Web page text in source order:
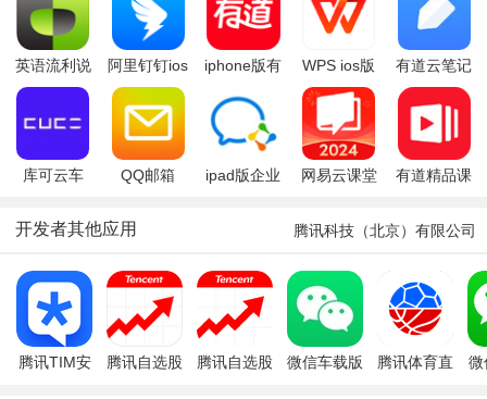
英语流利说
app
阿里钉钉ios
版
iphone版有
WPS ios版
有道云笔记
iphone版
库可云车
QQ邮箱
ipad版企业
网易云课堂
有道精品课
开发者其他应用 腾讯科技（北京）有限公司
腾讯TIM安
腾讯自选股
腾讯自选股
微信车载版
腾讯体育直
微